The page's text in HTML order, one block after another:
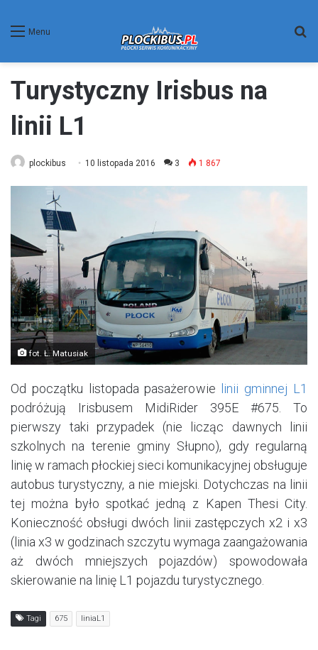
Menu
Turystyczny Irisbus na
linii L1
plockibus 10 listopada 2016 3 1 867
fot. Ł. Matusiak
Od początku listopada pasażerowie
linii gminnej L1
podróżują Irisbusem MidiRider 395E #675. To
pierwszy taki przypadek (nie licząc dawnych linii
szkolnych na terenie gminy Słupno), gdy regularną
linię w ramach płockiej sieci komunikacyjnej obsługuje
autobus turystyczny, a nie miejski. Dotychczas na linii
tej można było spotkać jedną z Kapen Thesi City.
Konieczność obsługi dwóch linii zastępczych x2 i x3
(linia x3 w godzinach szczytu wymaga zaangażowania
aż dwóch mniejszych pojazdów) spowodowała
skierowanie na linię L1 pojazdu turystycznego.
Tagi 675 liniaL1